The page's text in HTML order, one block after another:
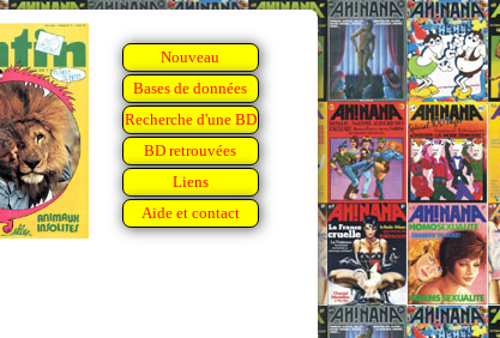
Nouveau
Bases de données
Recherche d'une BD
BD retrouvées
Liens
Aide et contact